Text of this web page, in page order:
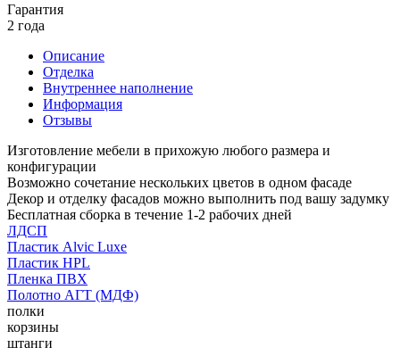
Гарантия
2 года
Описание
Отделка
Внутреннее наполнение
Информация
Отзывы
Изготовление мебели в прихожую любого размера и
конфигурации
Возможно сочетание нескольких цветов в одном фасаде
Декор и отделку фасадов можно выполнить под вашу задумку
Бесплатная сборка в течение 1-2 рабочих дней
ЛДСП
Пластик Alvic Luxe
Пластик HPL
Пленка ПВХ
Полотно АГТ (МДФ)
полки
корзины
штанги